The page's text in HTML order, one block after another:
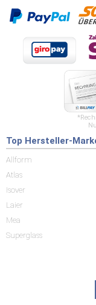
Top Hersteller-
Allform
Atlas
Isover
Laier
Mea
Superglass